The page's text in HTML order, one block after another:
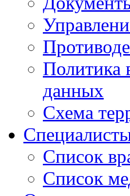
Политика
данных
Схема
Список
Список